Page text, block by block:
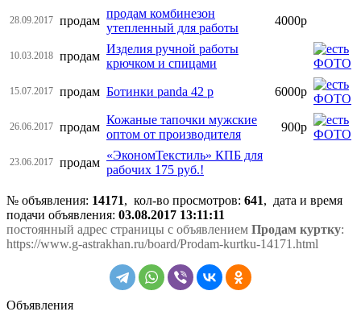
28.09.2017 продам
продам комбинезон
утепленный для работы
4000р
10.03.2018 продам
Изделия ручной работы
крючком и спицами
15.07.2017 продам Ботинки panda 42 р 6000р
26.06.2017 продам
Кожаные тапочки мужские
оптом от производителя
900р
23.06.2017 продам
«ЭкономТекстиль» КПБ для
рабочих 175 руб.!
№ объявления: 14171, кол-во просмотров: 641, дата и время
подачи объявления: 03.08.2017 13:11:11
постоянный адрес страницы с объявлением Продам куртку:
https://www.g-astrakhan.ru/board/Prodam-kurtku-14171.html
Объявления